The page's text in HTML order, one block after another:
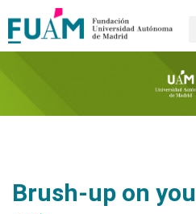
Brush-up on